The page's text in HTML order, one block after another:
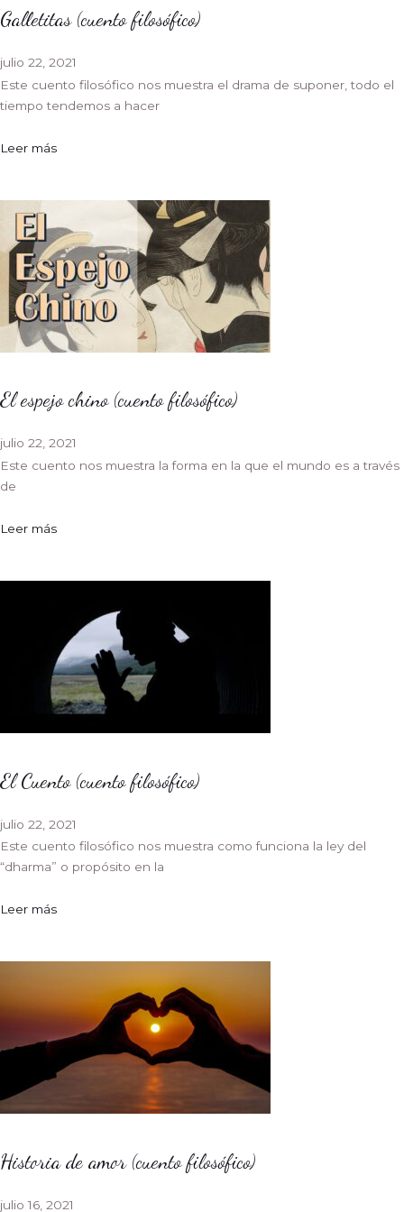
Galletitas (cuento filosófico)
julio 22, 2021
Este cuento filosófico nos muestra el drama de suponer, todo el
tiempo tendemos a hacer
Leer más
El espejo chino (cuento filosófico)
julio 22, 2021
Este cuento nos muestra la forma en la que el mundo es a través
de
Leer más
El Cuento (cuento filosófico)
julio 22, 2021
Este cuento filosófico nos muestra como funciona la ley del
“dharma” o propósito en la
Leer más
Historia de amor (cuento filosófico)
julio 16, 2021